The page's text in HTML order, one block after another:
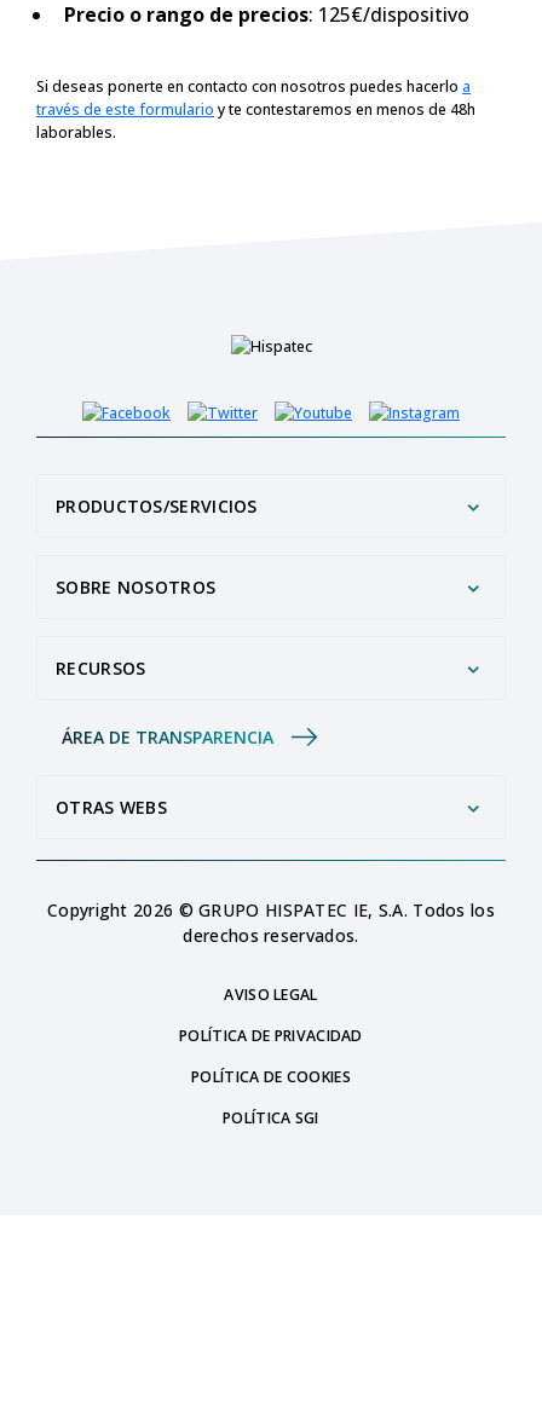
Precio o rango de precios: 125€/dispositivo
Si deseas ponerte en contacto con nosotros puedes hacerlo a
través de este formulario y te contestaremos en menos de 48h
laborables.
PRODUCTOS/SERVICIOS
SOBRE NOSOTROS
RECURSOS
ÁREA DE TRANSPARENCIA
OTRAS WEBS
Copyright 2026 © GRUPO HISPATEC IE, S.A. Todos los
derechos reservados.
AVISO LEGAL
POLÍTICA DE PRIVACIDAD
POLÍTICA DE COOKIES
POLÍTICA SGI